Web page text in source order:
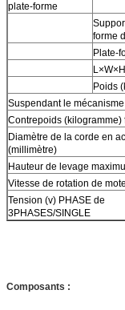
plate-forme
forme
Plate-
Poids
Suspendant le
Contrepoids (kilogramme)
Diamètre de la corde en
(millimètre)
Hauteur de levage
Vitesse de rotation de
Tension (v) PHASE de
3PHASES/SINGLE
Composants :